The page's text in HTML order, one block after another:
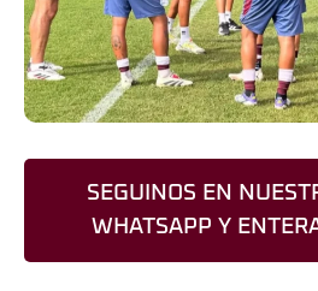
SEGUINOS EN
WHATSAPP Y